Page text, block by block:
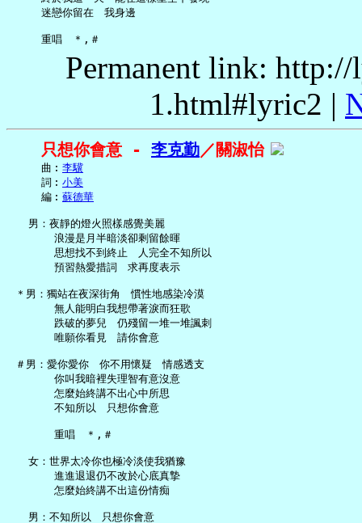
     迷戀你留在　我身邊
Permanent link:
1.html#lyric2 |
只想你會意 - 李克勤／關淑怡
     曲︰
李驥
     詞︰
小美
     編︰
蘇德華
   男：夜靜的燈火照樣感覺美麗
       浪漫是月半暗淡卻剩留餘暉
       思想找不到終止　人完全不知所以
       預習熱愛措詞　求再度表示
＊男：獨站在夜深街角　慣性地感染冷漠
       無人能明白我想帶著淚而狂歌
       跌破的夢兒　仍殘留一堆一堆諷刺
       唯願你看見　請你會意
＃男：愛你愛你　你不用懷疑　情感透支
       你叫我暗裡失理智有意沒意
       怎麼始終講不出心中所思
       不知所以　只想你會意
       重唱　＊,＃
   女：世界太冷你也極冷淡使我猶豫
       進進退退仍不改於心底真摯
       怎麼始終講不出這份情痴
   男：不知所以　只想你會意